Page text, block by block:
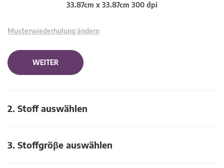
33.87cm x 33.87cm 300 dpi
Musterwiederholung ändern
WEITER
2. Stoff auswählen
3. Stoffgröβe auswählen